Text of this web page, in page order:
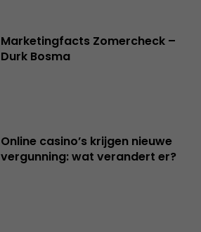
Marketingfacts Zomercheck –
Durk Bosma
Online casino’s krijgen nieuwe
vergunning: wat verandert er?